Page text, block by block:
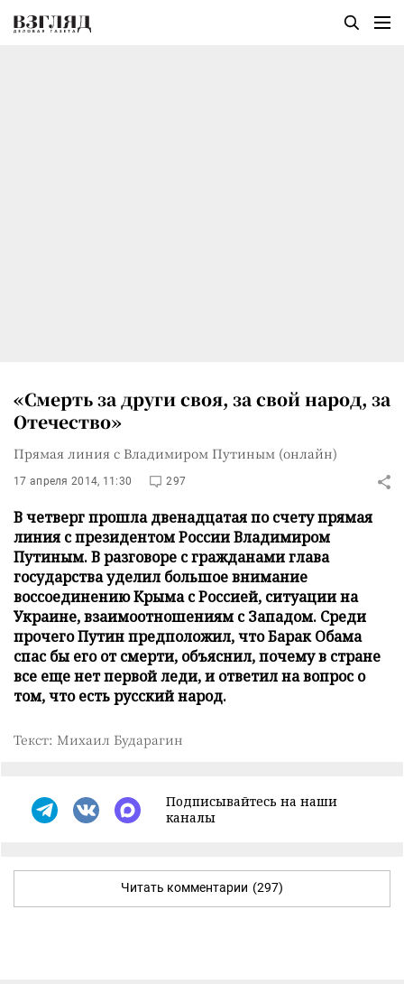
«Смерть за други своя, за свой народ, за
Отечество»
Прямая линия с Владимиром Путиным (онлайн)
17 апреля 2014, 11:30 297
В четверг прошла двенадцатая по счету прямая
линия с президентом России Владимиром
Путиным. В разговоре с гражданами глава
государства уделил большое внимание
воссоединению Крыма с Россией, ситуации на
Украине, взаимоотношениям с Западом. Среди
прочего Путин предположил, что Барак Обама
спас бы его от смерти, объяснил, почему в стране
все еще нет первой леди, и ответил на вопрос о
том, что есть русский народ.
Текст: Михаил Бударагин
Подписывайтесь на наши
каналы
Читать комментарии (297)